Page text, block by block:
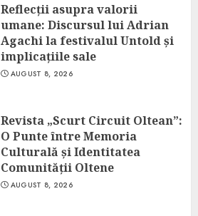
Reflecții asupra valorii
umane: Discursul lui Adrian
Agachi la festivalul Untold și
implicațiile sale
AUGUST 8, 2026
Revista „Scurt Circuit Oltean”:
O Punte între Memoria
Culturală și Identitatea
Comunității Oltene
AUGUST 8, 2026